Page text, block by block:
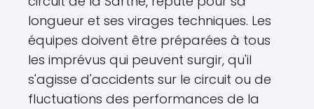
longueur et ses virages techniques. Les
équipes doivent être préparées à tous
les imprévus qui peuvent surgir, qu'il
s'agisse d'accidents sur le circuit ou de
fluctuations des performances de la